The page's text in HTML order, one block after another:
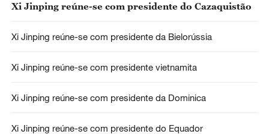
Xi Jinping reúne-se com presidente do Cazaquistão
Xi Jinping reúne-se com presidente da Bielorússia
Xi Jinping reúne-se com presidente vietnamita
Xi Jinping reúne-se com presidente da Dominica
Xi Jinping reúne-se com presidente do Equador